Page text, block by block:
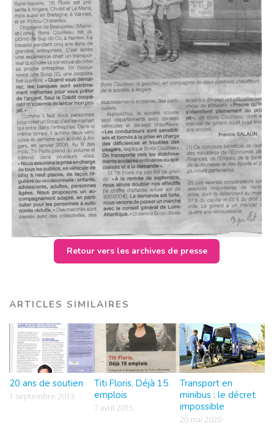
Retour vers les archives de presse
ARTICLES SIMILAIRES
20 ans de soutien
1 septembre 2013
Titi Floris. Déjà 15
emplois
7 avril 2015
Transport en
minibus : le décret
impossible
20 mai 2020